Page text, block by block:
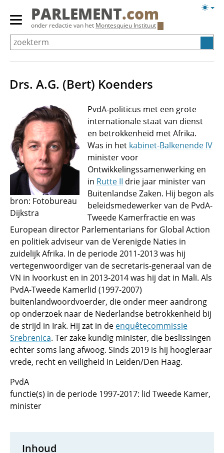
Overslaan
Primair
menu
tonen/verbergen
PARLEMENT.com
onder redactie van het Montesquieu Instituut
Drs. A.G. (Bert) Koenders
bron: Fotobureau
Dijkstra
PvdA-politicus met een grote
internationale staat van dienst
en betrokkenheid met Afrika.
Was in het kabinet-Balkenende IV
minister voor
Ontwikkelingssamenwerking en
in Rutte II drie jaar minister van
Buitenlandse Zaken. Hij begon als
beleidsmedewerker van de PvdA-
Tweede Kamerfractie en was
European director Parlementarians for Global Action
en politiek adviseur van de Verenigde Naties in
zuidelijk Afrika. In de periode 2011-2013 was hij
vertegenwoordiger van de secretaris-generaal van de
VN in Ivoorkust en in 2013-2014 was hij dat in Mali. Als
PvdA-Tweede Kamerlid (1997-2007)
buitenlandwoordvoerder, die onder meer aandrong
op onderzoek naar de Nederlandse betrokkenheid bij
de strijd in Irak. Hij zat in de enquêtecommissie
Srebrenica. Ter zake kundig minister, die beslissingen
echter soms lang afwoog. Sinds 2019 is hij hoogleraar
vrede, recht en veiligheid in Leiden/Den Haag.
PvdA
functie(s) in de periode 1997-2017: lid Tweede Kamer,
minister
Inhoud